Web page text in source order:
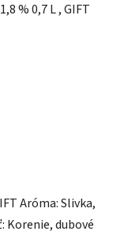
% 0,7 L , GIFT
Aróma: Slivka,
Korenie, dubové